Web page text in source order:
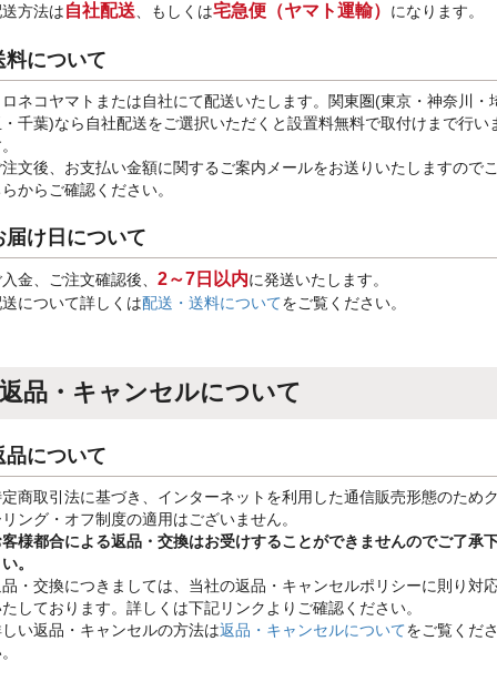
方法は自社配送、もしくは宅急便（ヤマト運輸） になります。
料について
ネコヤマトまたは自社にて配送いたします。関東圏(東京・神奈川・
千葉)なら自社配送をご選択いただくと設置料無料で取付けまで行い
文後、お支払い金額に関するご案内メールをお送りいたしますので
からご確認ください。
届け日について
金、ご注文確認後、 2～7日以内に発送いたします。
について詳しくは配送・送料についてをご覧ください。
返品・キャンセルについて
品について
商取引法に基づき、インターネットを利用した通信販売形態のため
ング・オフ制度の適用はございません。
様都合による返品・交換はお受けすることができませんのでご了承
。
・交換につきましては、当社の返品・キャンセルポリシーに則り対
しております。詳しくは下記リンクよりご確認ください。
い返品・キャンセルの方法は返品・キャンセルについてをご覧くだ